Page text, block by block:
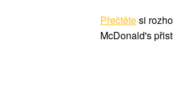
Přečtětesi
McDonald's